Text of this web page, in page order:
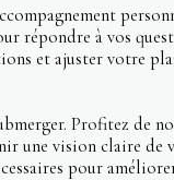
répondre à vos
et ajuster votre
Profitez de
une vision claire de
pour